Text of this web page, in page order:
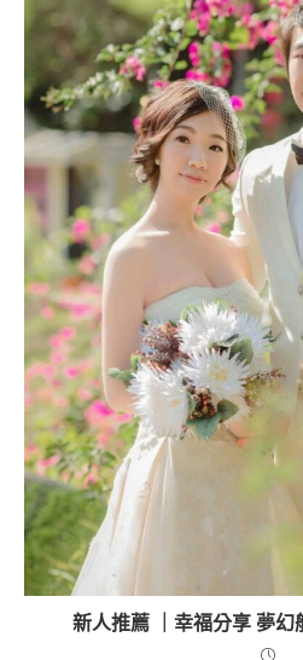
新人推薦 ｜幸福分享 夢幻